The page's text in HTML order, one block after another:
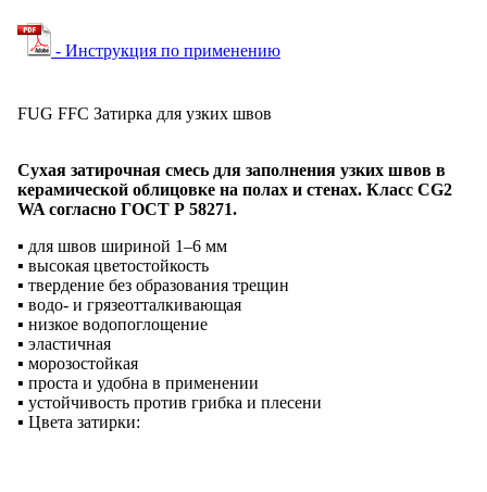
- Инструкция по применению
FUG FFС Затирка для узких швов
Сухая затирочная смесь для заполнения узких швов в
керамической облицовке на полах и стенах. Класс СG2
WA согласно ГОСТ Р 58271.
▪ для швов шириной 1–6 мм
▪ высокая цветостойкость
▪ твердение без образования трещин
▪ водо- и грязеотталкивающая
▪ низкое водопоглощение
▪ эластичная
▪ морозостойкая
▪ проста и удобна в применении
▪ устойчивость против грибка и плесени
▪ Цвета затирки: